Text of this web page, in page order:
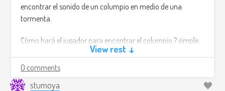
third person based game, No time in the game, is an open
just use the stick.
Music in the game is simple and realistic, no background
music. only wind and the conversations that you will have
thru the game.
encontrar el sonido de un columpio en medio de una
tormenta.
Cómo hará el jugador para encontrar el columpio ? simple,
con el sonido el objetivo del juego es hacer más sensible el
oído del jugador mediante ejercicios que se harán más
difíciles cada vez que el jugador pase al siguiente nivel.
View rest ↓
0 comments
stumoya